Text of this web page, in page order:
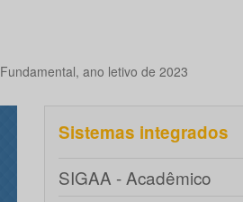
ano letivo de 2023
Sistemas integrados
SIGAA - Acadêmico